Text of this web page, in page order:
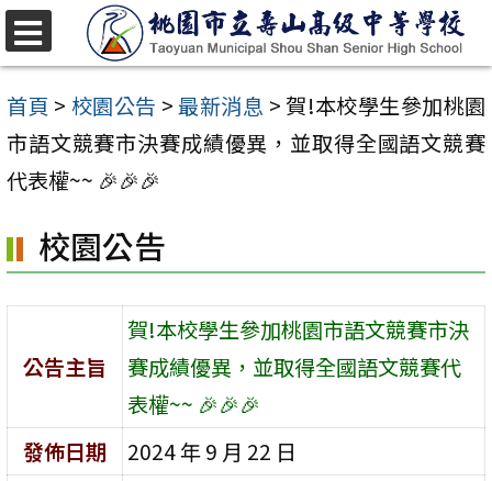
跳
至
主
要
內
區
首頁 > 校園公告 >最新消息 >賀!本校學生參加桃園
市語文競賽市決賽成績優異，並取得全國語文競賽
代表權~~ 🎉🎉🎉
校園公告
公告主旨
賀!本校學生參加桃園市語文競賽市決
賽成績優異，並取得全國語文競賽代
表權~~ 🎉🎉🎉
發佈日期
2024 年 9 月 22 日
選
單